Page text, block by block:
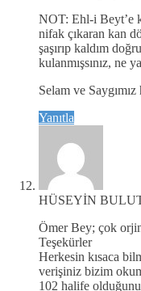
NOT: Ehl-i Beyt’e
nifak çıkaran kan
şaşırıp kaldım
kulanmışsınız, ne
Selam ve Saygımız
Yanıtla
HÜSEYİN
Ömer Bey; çok
Teşekürler
Herkesin kısaca
verişiniz bizim
102 halife